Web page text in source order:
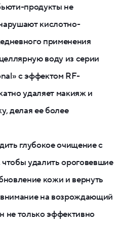
продукты не
кислотно-
применения
воду из серии
с эффектом RF-
удаляет макияж и
делая ее более
глубокое очищение с
удалить ороговевшие
кожи и вернуть
на возрождающий
не только эффективно